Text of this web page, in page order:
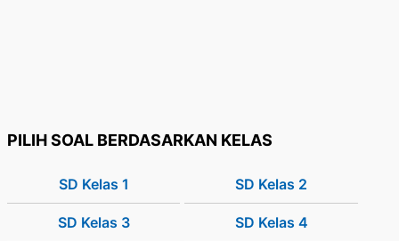
PILIH SOAL BERDASARKAN KELAS
SD Kelas 1 SD Kelas 2
SD Kelas 3 SD Kelas 4